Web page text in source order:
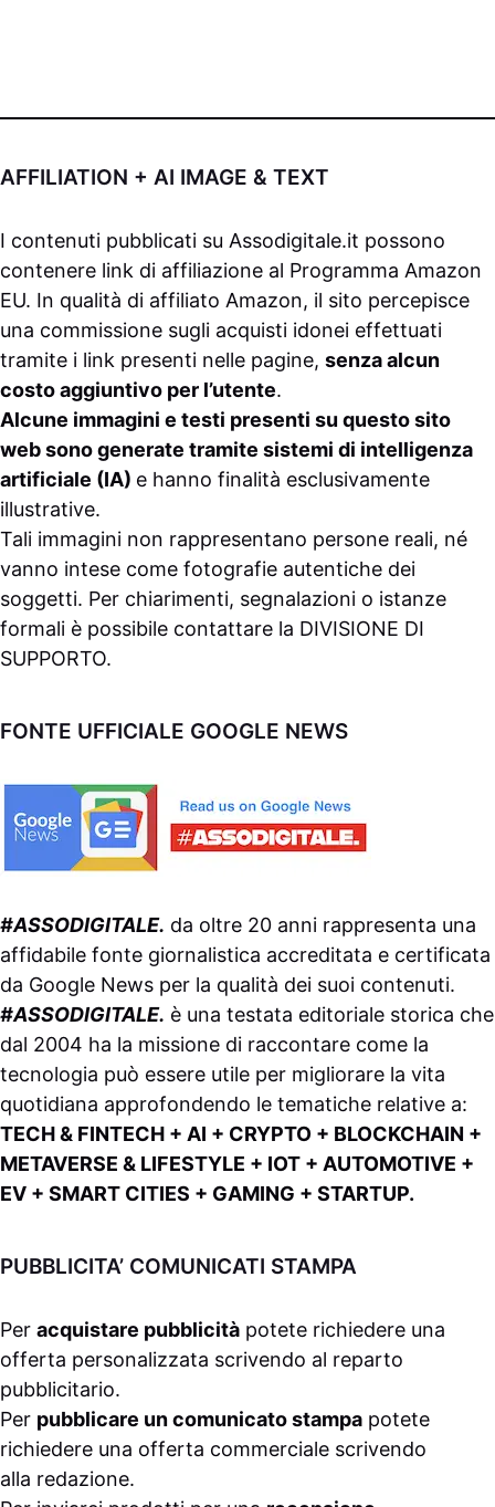
AFFILIATION + AI IMAGE & TEXT
I contenuti pubblicati su Assodigitale.it possono
contenere link di affiliazione al Programma Amazon
EU. In qualità di affiliato Amazon, il sito percepisce
una commissione sugli acquisti idonei effettuati
tramite i link presenti nelle pagine, senza alcun
costo aggiuntivo per l’utente.
Alcune immagini e testi presenti su questo sito
web sono generate tramite sistemi di intelligenza
artificiale (IA) e hanno finalità esclusivamente
illustrative.
Tali immagini non rappresentano persone reali, né
vanno intese come fotografie autentiche dei
soggetti. Per chiarimenti, segnalazioni o istanze
formali è possibile contattare la DIVISIONE DI
SUPPORTO.
FONTE UFFICIALE GOOGLE NEWS
#ASSODIGITALE. da oltre 20 anni rappresenta una
affidabile fonte giornalistica accreditata e certificata
da Google News per la qualità dei suoi contenuti.
#ASSODIGITALE. è una testata editoriale storica che
dal 2004 ha la missione di raccontare come la
tecnologia può essere utile per migliorare la vita
quotidiana approfondendo le tematiche relative a:
TECH & FINTECH + AI + CRYPTO + BLOCKCHAIN +
METAVERSE & LIFESTYLE + IOT + AUTOMOTIVE +
EV + SMART CITIES + GAMING + STARTUP.
PUBBLICITA’ COMUNICATI STAMPA
Per acquistare pubblicità potete richiedere una
offerta personalizzata scrivendo al reparto
pubblicitario.
Per pubblicare un comunicato stampa potete
richiedere una offerta commerciale scrivendo
alla redazione.